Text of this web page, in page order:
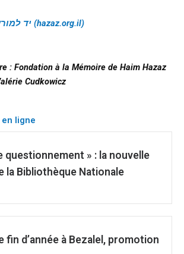
יד למורשת חיים הזז (hazaz.org.il)
: Fondation à la Mémoire de Haim Hazaz
Cudkowicz
ligne
questionnement » : la nouvelle
la Bibliothèque Nationale
fin d’année à Bezalel, promotion